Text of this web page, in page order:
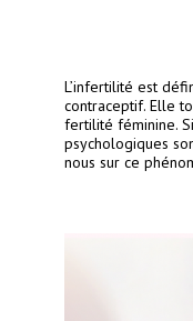
L’infertilité est
contraceptif. Elle
fertilité féminine.
psychologiques
nous sur ce